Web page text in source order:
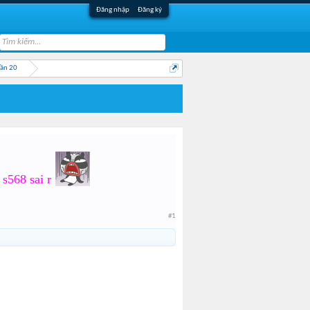
Đăng nhập Đăng ký
20
sai r
#1